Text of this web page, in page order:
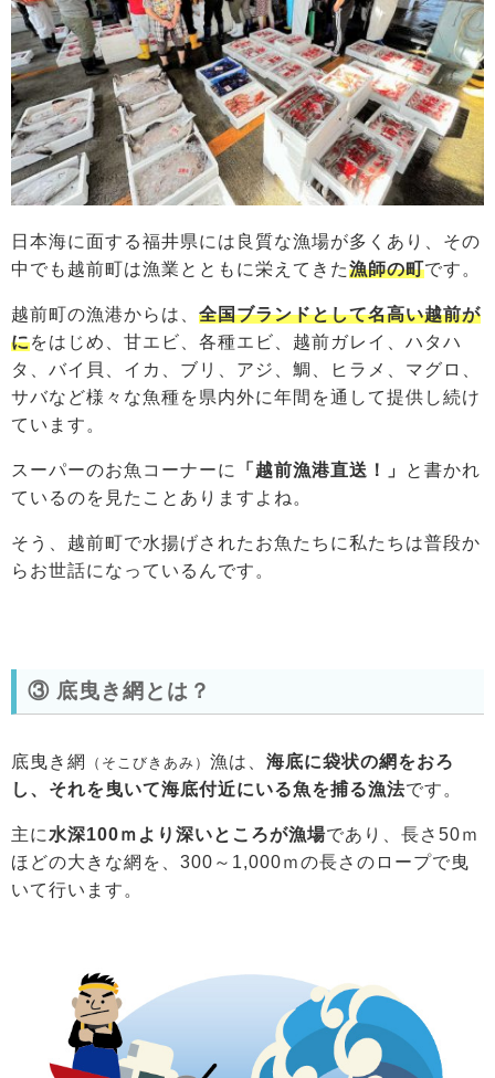
日本海に面する福井県には良質な漁場が多くあり、その
中でも越前町は漁業とともに栄えてきた漁師の町です。
越前町の漁港からは、 全国ブランドとして名高い越前が
にをはじめ、甘エビ、各種エビ、越前ガレイ、ハタハ
タ、バイ貝、イカ、ブリ、アジ、鯛、ヒラメ、マグロ、
サバなど様々な魚種を県内外に年間を通して提供し続け
ています。
スーパーのお魚コーナーに 「越前漁港直送！」
と書かれ
ているのを見たことありますよね。
そう、越前町で水揚げされたお魚たちに私たちは普段か
らお世話になっているんです。
③ 底曳き網とは？
底曳き網 （そこびきあみ） 漁は、 海底に袋状の網をおろ
し、それを曳いて海底付近にいる魚を捕る漁法です。
主に 水深100ｍより深いところが漁場であり、長さ50ｍ
ほどの大きな網を、300～1,000ｍの長さのロープで曳
いて行います。